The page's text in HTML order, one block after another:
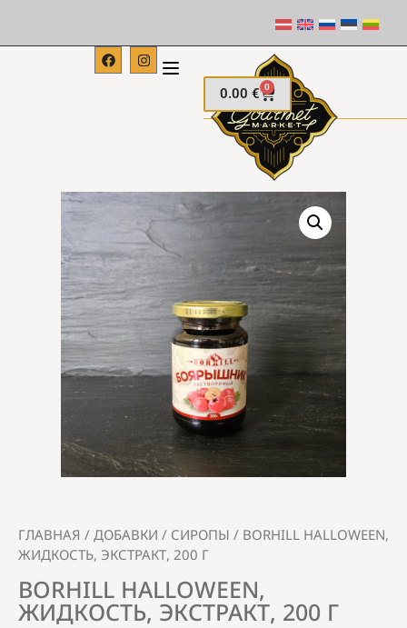
0.00 € 0
ГЛАВНАЯ / ДОБАВКИ / СИРОПЫ / BORHILL HALLOWEEN,
ЖИДКОСТЬ, ЭКСТРАКТ, 200 Г
BORHILL HALLOWEEN,
ЖИДКОСТЬ, ЭКСТРАКТ, 200 Г